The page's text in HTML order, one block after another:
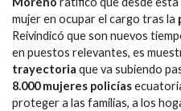
mujer en ocupar el cargo tras la
Reivindicó que son nuevos
en puestos relevantes, es
trayectoria que va subiendo
8.000 mujeres policías
proteger a las familias, a los